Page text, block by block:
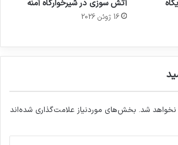
آتش سوزی در شیرخوارگاه آمنه
16 ژوئن 2026
نخواهد شد. بخش‌های موردنیاز علامت‌گذاری شده‌اند